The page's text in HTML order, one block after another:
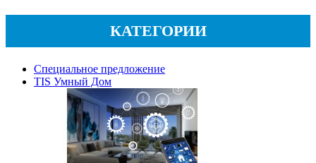
КАТЕГОРИИ
Специальное предложение
TIS Умный Дом